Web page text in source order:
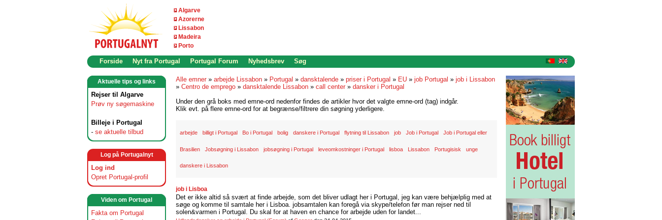
Algarve
Azorerne
Lissabon
Madeira
Porto
Forside Nyt fra Portugal Portugal Forum Nyhedsbrev Søg
Aktuelle tips og links
Rejser til Algarve
Prøv ny søgemaskine
Billeje i Portugal
- se aktuelle tilbud
Log på Portugalnyt
Log ind
Opret Portugal-profil
Viden om Portugal
Fakta om Portugal
Alle emner » arbejde Lissabon » Portugal » dansktalende » priser i Portugal » EU » job Portugal » job i Lissabon
» Centro de emprego » dansktalende Lissabon » call center » dansker i Portugal
Under den grå boks med emne-ord nedenfor findes de artikler hvor det valgte emne-ord (tag) indgår.
Klik evt. på flere emne-ord for at begrænse/filtrere din søgning yderligere.
arbejde billigt i Portugal Bo i Portugal bolig danskere i Portugal flytning til Lissabon job Job i Portugal Job i Portugal eller
Brasilien Jobsøgning i Lissabon jobsøgning i Portugal leveomkostninger i Portugal lisboa Lissabon Portugisisk unge
danskere i Lissabon
job i Lisboa
Det er ikke altid så svært at finde arbejde, som det bliver udlagt her i Portugal, jeg kan være behjælplig med at
søge og komme til samtale her i Lisboa. jobsamtalen kan foregå via skype/telefon før man rejser ned til
solen&varmen i Portugal. Du skal for at haven en chance for arbejde uden for landet...